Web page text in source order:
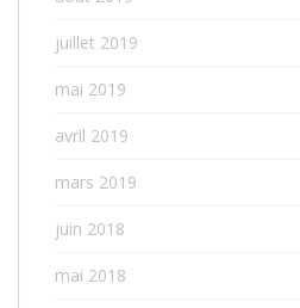
juillet 2019
mai 2019
avril 2019
mars 2019
juin 2018
mai 2018